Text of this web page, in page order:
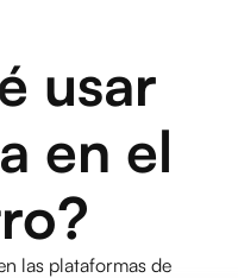
usar
en el
las plataformas de